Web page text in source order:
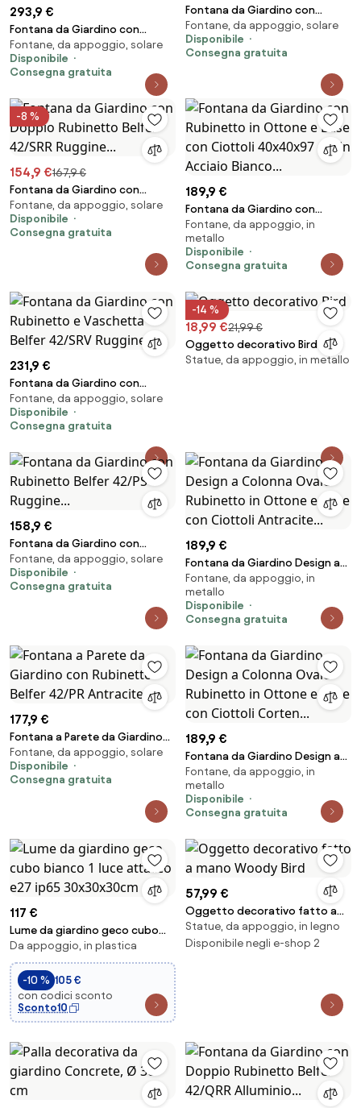
293,9 €
Fontana da Giardino con
Rubinetto Base Vaschetta e
Portagomma Belfer 42/QRRV
Antracite...
Fontane, da appoggio, solare
Disponibile
Consegna gratuita
Fontana da Giardino con
Doppio Rubinetto Belfer 42/ARR
Antracite...
Fontane, da appoggio, solare
Disponibile
Consegna gratuita
-8 %
154,9 €167,9 €
Fontana da Giardino con
Doppio Rubinetto Belfer 42/SRR
Ruggine...
Fontane, da appoggio, solare
Disponibile
Consegna gratuita
189,9 €
Fontana da Giardino con
Rubinetto in Ottone e Base con
Ciottoli 40x40x97 cm in
Acciaio Bianco...
Fontane, da appoggio, in
metallo
Disponibile
Consegna gratuita
231,9 €
Fontana da Giardino con
Rubinetto e Vaschetta Belfer
42/SRV Ruggine...
Fontane, da appoggio, solare
Disponibile
Consegna gratuita
-14 %
18,99 €21,99 €
Oggetto decorativo Bird
Statue, da appoggio, in metallo
158,9 €
Fontana da Giardino con
Rubinetto Belfer 42/PS
Ruggine...
Fontane, da appoggio, solare
Disponibile
Consegna gratuita
189,9 €
Fontana da Giardino Design a
Colonna Ovale Rubinetto in
Ottone e Base con Ciottoli
Antracite...
Fontane, da appoggio, in
metallo
Disponibile
Consegna gratuita
177,9 €
Fontana a Parete da Giardino
con Rubinetto Belfer 42/PR
Antracite...
Fontane, da appoggio, solare
Disponibile
Consegna gratuita
189,9 €
Fontana da Giardino Design a
Colonna Ovale Rubinetto in
Ottone e Base con Ciottoli
Corten...
Fontane, da appoggio, in
metallo
Disponibile
Consegna gratuita
117 €
Lume da giardino geco cubo
bianco 1 luce attacco e27 ip65
30x30x30cm
Da appoggio, in plastica
-10 % 105 €
con codici sconto
Sconto10
57,99 €
Oggetto decorativo fatto a
mano Woody Bird
Statue, da appoggio, in legno
Disponibile negli e-shop 2